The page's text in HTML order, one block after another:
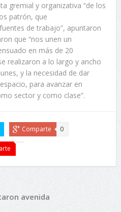
gremial y organizativa “de los
patrón, que
de trabajo”, apuntaron
que “nos unen un
en más de 20
realizaron a lo largo y ancho
y la necesidad de dar
para avanzar en
sector y como clase”.
Comparte 0
avenida